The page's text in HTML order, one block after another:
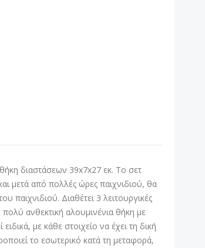
διαστάσεων 39x7x27 εκ. Το σετ
μετά από πολλές ώρες παιχνιδιού, θα
παιχνιδιού. Διαθέτει 3 λειτουργικές
ανθεκτική αλουμινένια θήκη με
με κάθε στοιχείο να έχει τη δική
το εσωτερικό κατά τη μεταφορά,